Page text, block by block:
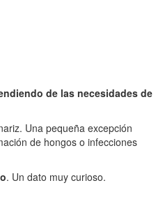
de las necesidades de
Una pequeña excepción
de hongos o infecciones
. Un dato muy curioso.